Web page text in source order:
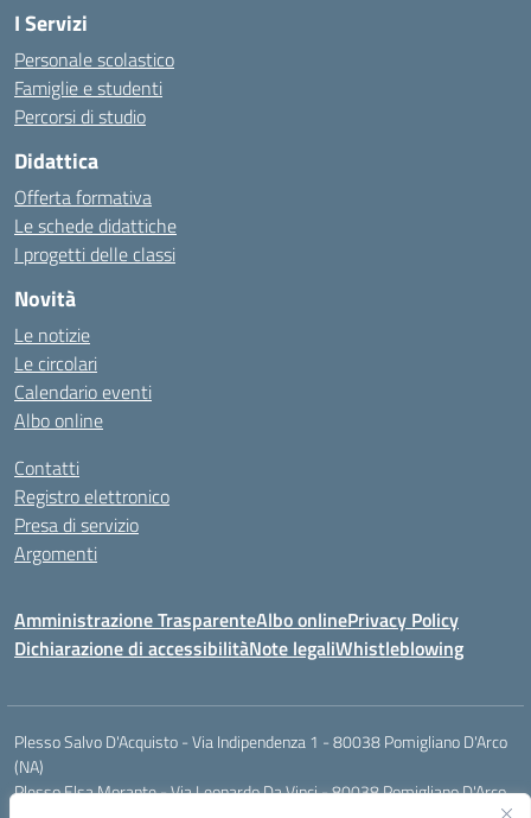
I Servizi
Personale scolastico
Famiglie e studenti
Percorsi di studio
Didattica
Offerta formativa
Le schede didattiche
I progetti delle classi
Novità
Le notizie
Le circolari
Calendario eventi
Albo online
Contatti
Registro elettronico
Presa di servizio
Argomenti
Amministrazione TrasparenteAlbo onlinePrivacy Policy
Dichiarazione di accessibilitàNote legaliWhistleblowing
Plesso Salvo D'Acquisto - Via Indipendenza 1 - 80038 Pomigliano D'Arco
(NA)
Plesso Elsa Morante - Via Leonardo Da Vinci - 80038 Pomigliano D'Arco